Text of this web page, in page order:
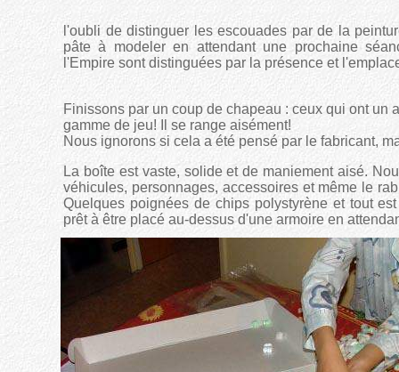
l'oubli de distinguer les escouades par de la
pâte à modeler en attendant une prochaine
l'Empire sont distinguées par la présence et
Finissons par un coup de chapeau : ceux qui ont un
gamme de jeu! Il se range aisément!
Nous ignorons si cela a été pensé par le fabricant,
La boîte est vaste, solide et de maniement aisé.
véhicules, personnages, accessoires et même le
Quelques poignées de chips polystyrène et tout
prêt à être placé au-dessus d'une armoire en